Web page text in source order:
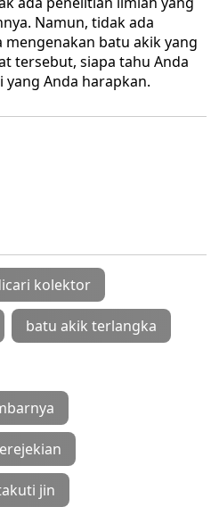
Namun, tidak ada
batu akik yang
tersebut, siapa tahu Anda
yang Anda harapkan.
kolektor
batu akik terlangka
jin